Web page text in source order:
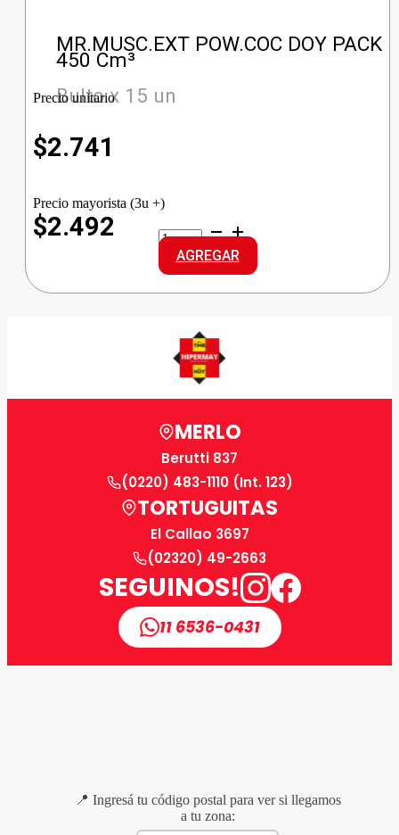
MR.MUSC.EXT POW.COC DOY PACK
450 Cm³
Bulto x 15 un
Precio unitario
$2.741
Precio mayorista (3u +)
$2.492
MR.MUSC.EXT
POW.COC
DOY
PACK
cantidad
AGREGAR
MERLO
Berutti 837
(0220) 483-1110 (Int. 123)
TORTUGUITAS
El Callao 3697
(02320) 49-2663
SEGUINOS!
11 6536-0431
📍 Ingresá tu código postal para ver si llegamos
a tu zona: